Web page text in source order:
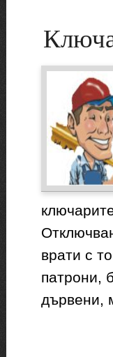
врати с
патрони,
дървени,